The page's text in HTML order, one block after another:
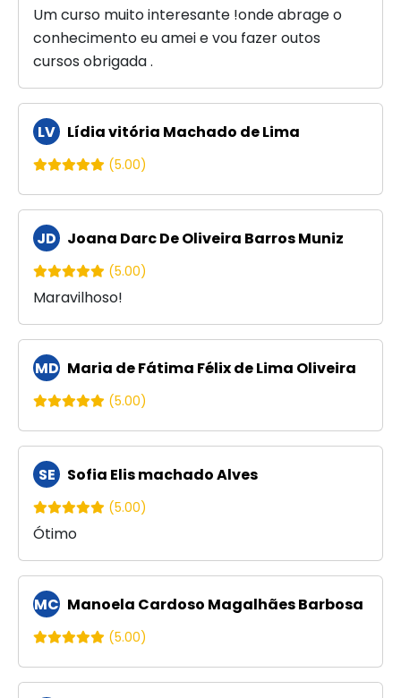
Um curso muito interesante !onde abrage o
conhecimento eu amei e vou fazer outos
cursos obrigada .
LV Lídia vitória Machado de Lima
(5.00)
JD Joana Darc De Oliveira Barros Muniz
(5.00)
Maravilhoso!
MD Maria de Fátima Félix de Lima Oliveira
(5.00)
SE Sofia Elis machado Alves
(5.00)
Ótimo
MC Manoela Cardoso Magalhães Barbosa
(5.00)